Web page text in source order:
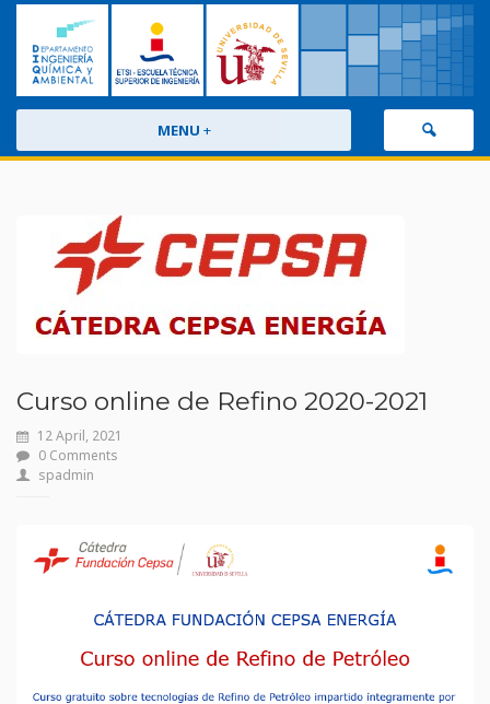
MENU +
Curso online de Refino 2020-2021
12 April, 2021
0 Comments
spadmin